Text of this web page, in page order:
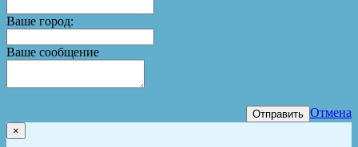
Ваше город:
Ваше сообщение
Отправить Отмена
×